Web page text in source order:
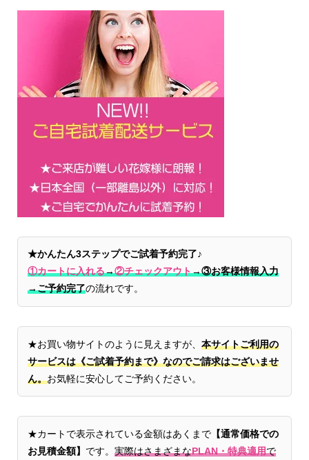
★かんたん3ステップでご試着予約完了♪
①カートに入れる→②チェックアウト→③お客様情報入力
→ご予約完了の流れです。
★お買い物サイトのように見えますが、 本サイトご利用の
サービスは《ご試着予約まで》なのでご請求はございませ
ん。お気軽に安心してご予約ください。
★カートで表示されている金額はあくまで【通常価格での
お見積金額】 です。 実際はさまざまなPLAN・特典適用で